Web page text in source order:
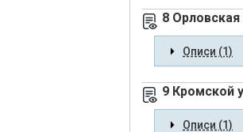
8
Описи (1)
9 Кромской
Описи (1)